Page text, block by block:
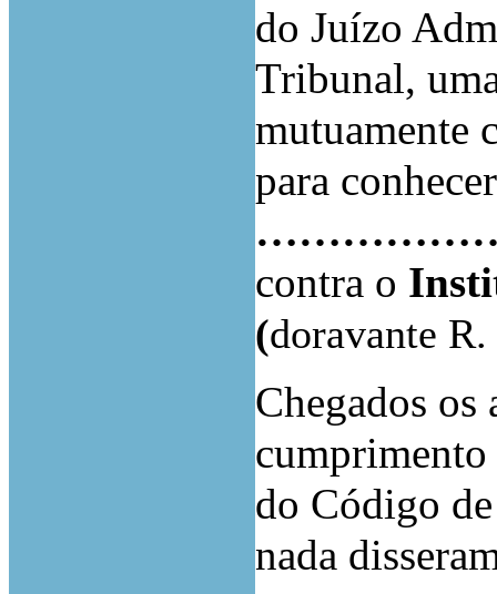
do Juízo
Tribunal,
mutuamente
para
contra o
(doravante
Chegados
cumprimento
do Código
nada